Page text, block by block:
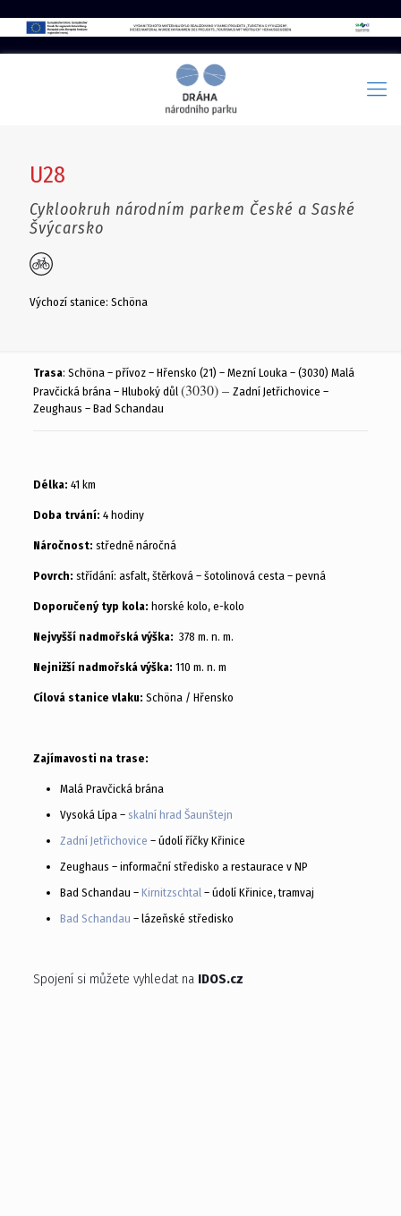
U28
Cyklookruh národním parkem České a Saské
Švýcarsko
Výchozí stanice: Schöna
Trasa: Schöna – přívoz – Hřensko (21) – Mezní Louka – (3030) Malá
Pravčická brána – Hluboký důl (3030) – Zadní Jetřichovice –
Zeughaus – Bad Schandau
Délka: 41 km
Doba trvání: 4 hodiny
Náročnost: středně náročná
Povrch: střídání: asfalt, štěrková – šotolinová cesta – pevná
Doporučený typ kola: horské kolo, e-kolo
Nejvyšší nadmořská výška: 378 m. n. m.
Nejnižší nadmořská výška: 110 m. n. m
Cílová stanice vlaku: Schöna / Hřensko
Zajímavosti na trase:
Malá Pravčická brána
Vysoká Lípa – skalní hrad Šaunštejn
Zadní Jetřichovice – údolí říčky Křinice
Zeughaus – informační středisko a restaurace v NP
Bad Schandau – Kirnitzschtal– údolí Křinice, tramvaj
Bad Schandau – lázeňské středisko
Spojení si můžete vyhledat na IDOS.cz